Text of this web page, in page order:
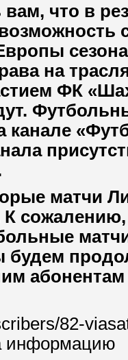
что в
на
ФК
канале
матчи
К
82-
информацию